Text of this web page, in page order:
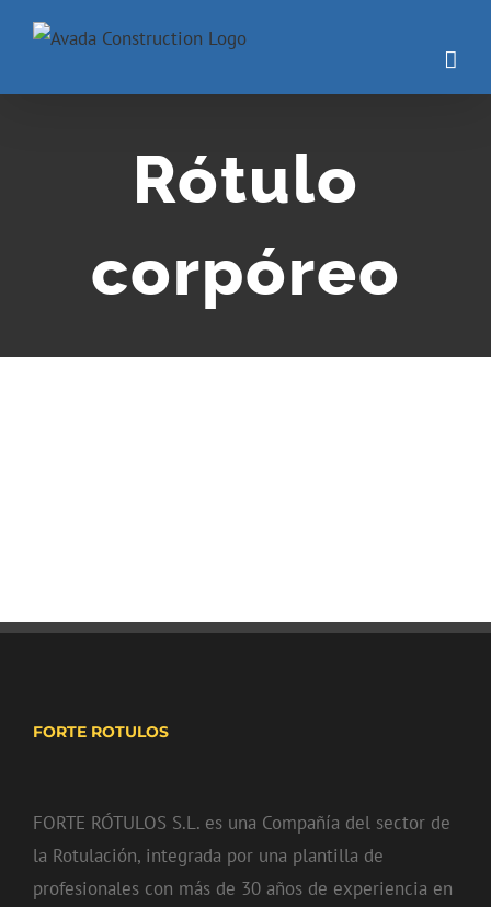
Rótulo
corpóreo
FORTE ROTULOS
FORTE RÓTULOS S.L. es una Compañía del sector de
la Rotulación, integrada por una plantilla de
profesionales con más de 30 años de experiencia en